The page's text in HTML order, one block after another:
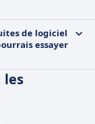
de logiciel
essayer
les